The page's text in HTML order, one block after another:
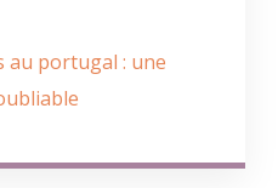
au portugal : une